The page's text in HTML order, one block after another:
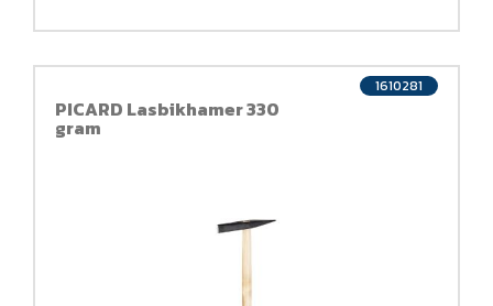
PICARD Lasbikhamer 330
gram
1610281